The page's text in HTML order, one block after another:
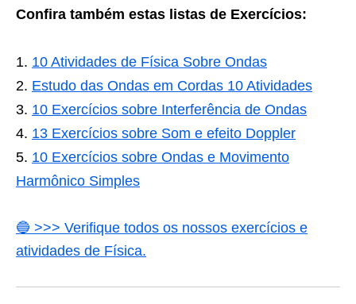
Confira também estas listas de Exercícios:
10 Atividades de Física Sobre Ondas
Estudo das Ondas em Cordas 10 Atividades
10 Exercícios sobre Interferência de Ondas
13 Exercícios sobre Som e efeito Doppler
10 Exercícios sobre Ondas e Movimento
Harmônico Simples
🔵 >>> Verifique todos os nossos exercícios e
atividades de Física.